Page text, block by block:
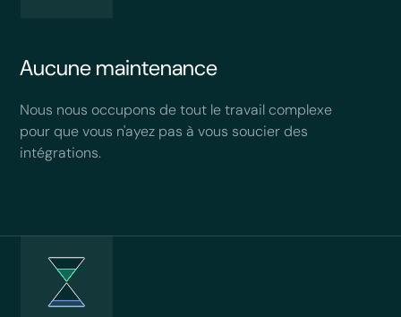
Aucune maintenance
Nous nous occupons de tout le travail complexe
pour que vous n'ayez pas à vous soucier des
intégrations.